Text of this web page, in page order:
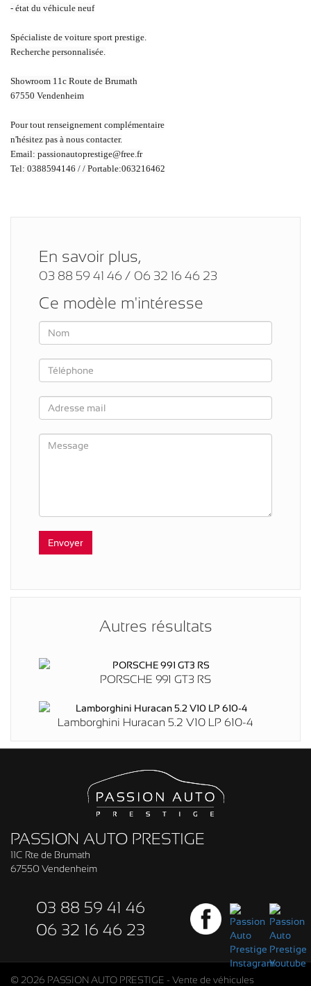
- état du véhicule neuf
Spécialiste de voiture sport prestige.
Recherche personnalisée.
Showroom 11c Route de Brumath
67550 Vendenheim
Pour tout renseignement complémentaire
n'hésitez pas à nous contacter.
Email: passionautoprestige@free.fr
Tel: 0388594146 / / Portable:063216462
En savoir plus,
03 88 59 41 46 / 06 32 16 46 23
Ce modèle m'intéresse
Autres résultats
PORSCHE 991 GT3 RS
Lamborghini Huracan 5.2 V10 LP 610-4
PASSION AUTO PRESTIGE
11C Rte de Brumath
67550 Vendenheim
03 88 59 41 46
06 32 16 46 23
© 2026 PASSION AUTO PRESTIGE - Vente de véhicules